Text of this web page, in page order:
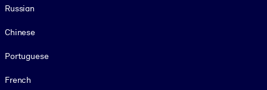
Russian
Chinese
Portuguese
French